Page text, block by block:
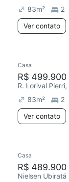
83m² 2
Ver contato
Casa
R$ 499.900
R. Lorival Pierri,
83m² 2
Ver contato
Casa
R$ 489.900
Nielsen Ubiratã